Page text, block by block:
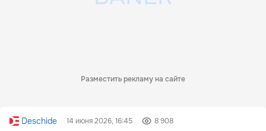
Разместить рекламу на сайте
Deschide 14 июня 2026, 16:45 8 908